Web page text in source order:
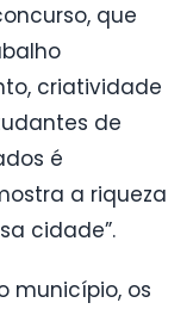
que
criatividade
de
é
a riqueza
cidade”.
município, os